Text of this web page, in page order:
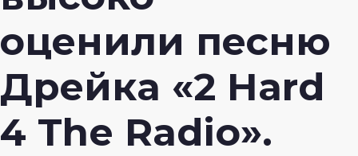
оценили песню
Дрейка «2 Hard
4 The Radio».